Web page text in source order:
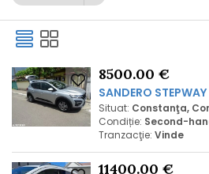
8500.00 €
SANDERO STEPWAY
Situat: Constanţa,
Condiție: Second-
Tranzacţie: Vinde
11400.00 €